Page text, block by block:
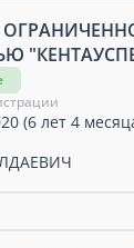
(6 лет 4